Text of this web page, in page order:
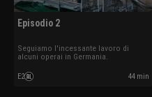
Episodio 2
Seguiamo l'incessante lavoro di
alcuni operai in Germania.
E2 44 min